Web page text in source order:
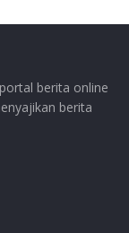
berita online
berita